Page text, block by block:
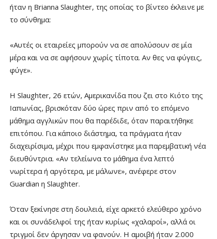
ήταν η Brianna Slaughter, της οποίας το βίντεο έκλεινε με
το σύνθημα:
«Αυτές οι εταιρείες μπορούν να σε απολύσουν σε μία
μέρα και να σε αφήσουν χωρίς τίποτα. Αν θες να φύγεις,
φύγε».
Η Slaughter, 26 ετών, Αμερικανίδα που ζει στο Κιότο της
Ιαπωνίας, βρισκόταν δύο ώρες πριν από το επόμενο
μάθημα αγγλικών που θα παρέδιδε, όταν παραιτήθηκε
επιτόπου. Για κάποιο διάστημα, τα πράγματα ήταν
διαχειρίσιμα, μέχρι που εμφανίστηκε μια παρεμβατική νέα
διευθύντρια. «Αν τελείωνα το μάθημα ένα λεπτό
νωρίτερα ή αργότερα, με μάλωνε», ανέφερε στον
Guardian η Slaughter.
Όταν ξεκίνησε στη δουλειά, είχε αρκετό ελεύθερο χρόνο
και οι συνάδελφοί της ήταν κυρίως «χαλαροί», αλλά οι
τριγμοί δεν άργησαν να φανούν. Η αμοιβή ήταν 2.000